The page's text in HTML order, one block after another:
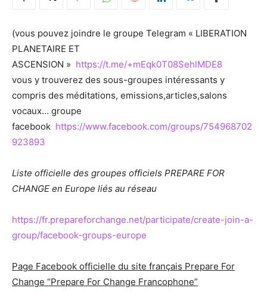
(vous pouvez joindre le groupe Telegram « LIBERATION
PLANETAIRE ET
ASCENSION » https://t.me/+mEqk0T08SehlMDE8
vous y trouverez des sous-groupes intéressants y
compris des méditations, emissions,articles,salons
vocaux… groupe
facebook https://www.facebook.com/groups/754968702
923893
Liste officielle des groupes officiels PREPARE FOR
CHANGE en Europe liés au réseau
https://fr.prepareforchange.net/participate/create-join-a-
group/facebook-groups-europe
Page Facebook officielle du site français Prepare For
Change “Prepare For Change Francophone”